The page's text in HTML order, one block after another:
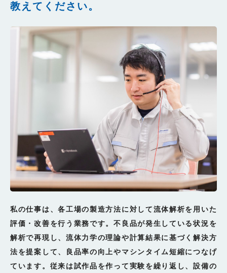
教えてください。
私の仕事は、各工場の製造方法に対して流体解析を用いた
評価・改善を行う業務です。不良品が発生している状況を
解析で再現し、流体力学の理論や計算結果に基づく解決方
法を提案して、良品率の向上やマシンタイム短縮につなげ
ています。従来は試作品を作って実験を繰り返し、設備の